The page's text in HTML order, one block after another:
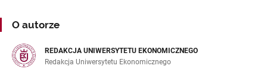
O autorze
REDAKCJA UNIWERSYTETU EKONOMICZNEGO
Redakcja Uniwersytetu Ekonomicznego